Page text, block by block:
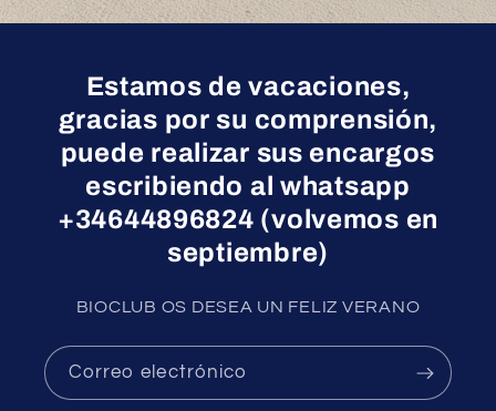
Estamos de vacaciones,
gracias por su comprensión,
puede realizar sus encargos
escribiendo al whatsapp
+34644896824 (volvemos en
septiembre)
BIOCLUB OS DESEA UN FELIZ VERANO
Correo electrónico